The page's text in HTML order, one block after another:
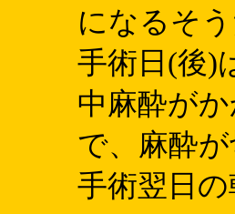
になるそう
手術日(後)
中麻酔が
で、麻酔
手術翌日